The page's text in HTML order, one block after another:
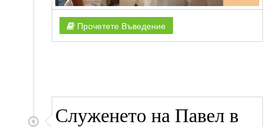
Прочетете Въведение
Служенето на Павел в